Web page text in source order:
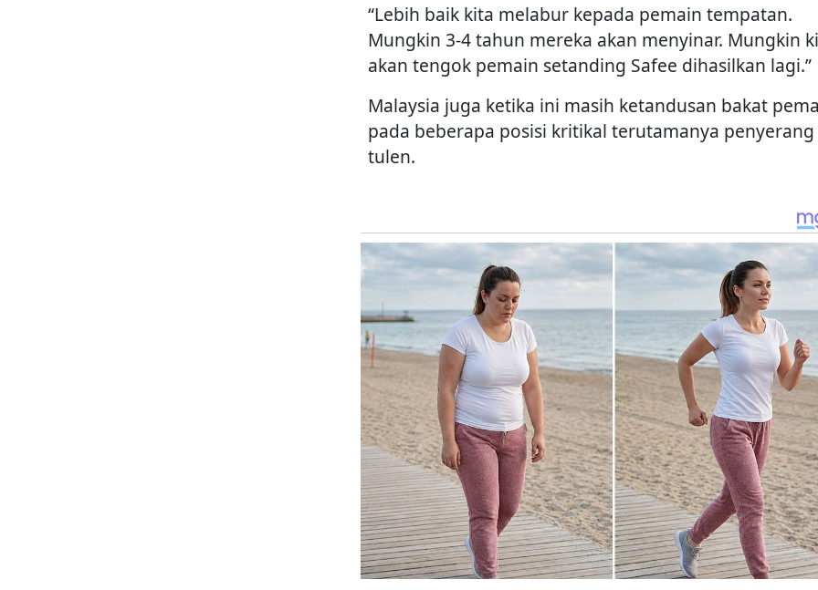
“Lebih baik kita melabur kepada pemain tempatan.
Mungkin 3-4 tahun mereka akan menyinar. Mungkin
akan tengok pemain setanding Safee dihasilkan lagi.”
Malaysia juga ketika ini masih ketandusan bakat
pada beberapa posisi kritikal terutamanya penyerang
tulen.